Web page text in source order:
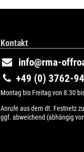
Kontakt
info@rma-
+49 (0) 3762-
Montag bis Freitag von 8.30
Anrufe aus dem dt. Festnetz
ggf. abweichend (abhängig